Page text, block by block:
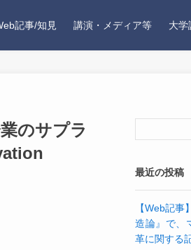
記事/知見 講演・メディア等 大学
のサプラ
最近の投稿
【Web記
造論』で、
革に関する